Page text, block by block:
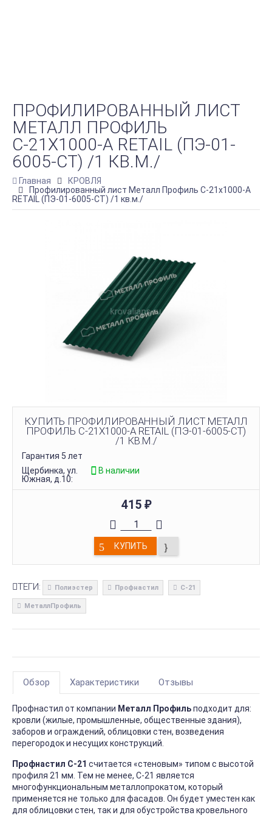
ПРОФИЛИРОВАННЫЙ ЛИСТ
МЕТАЛЛ ПРОФИЛЬ
С-21Х1000-A RETAIL (ПЭ-01-
6005-СТ) /1 КВ.М./
Главная
КРОВЛЯ
Профилированный лист Металл Профиль С-21х1000-A
RETAIL (ПЭ-01-6005-СТ) /1 кв.м./
КУПИТЬ ПРОФИЛИРОВАННЫЙ ЛИСТ МЕТАЛЛ
ПРОФИЛЬ С-21Х1000-A RETAIL (ПЭ-01-6005-СТ)
/1 КВ.М./
Гарантия 5 лет
Щербинка, ул.
Южная, д.10:
В наличии
415 ₽
КУПИТЬ
ТЕГИ: Полиэстер Профнастил С-21
МеталлПрофиль
Обзор Характеристики Отзывы
Профнастил от компании Металл Профильподходит для:
кровли (жилые, промышленные, общественные здания),
заборов и ограждений, облицовки стен, возведения
перегородок и несущих конструкций.
Профнастил С-21 считается «стеновым» типом с высотой
профиля 21 мм. Тем не менее, С-21 является
многофункциональным металлопрокатом, который
применяется не только для фасадов. Он будет уместен как
для облицовки стен, так и для обустройства кровельного